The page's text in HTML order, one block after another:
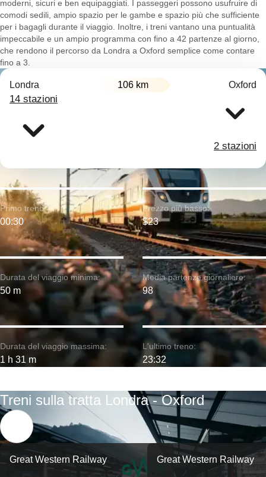
moderni, sicuri e ben equipaggiati. I passeggeri possono usufruire di
comodi sedili, ampio spazio per le gambe e spazio più che sufficiente
per i bagagli durante il viaggio. Inoltre, i treni vantano una puntualità
impeccabile e un ampio programma con fino a 42 partenze al giorno,
che rendono il percorso da Londra a Oxford semplice come contare
fino a 3.
Londra 106 km Oxford
14 stazioni
2 stazioni
Durata del viaggio minima:
50 m
Primo treno:
00:30
Durata del viaggio massima:
1 h 31 m
Prezzo più basso:
$23
Media partenze giornaliere:
98
L'ultimo treno:
23:32
Treni sulla tratta Londra - Oxford
Great Western Railway Great Western Railway